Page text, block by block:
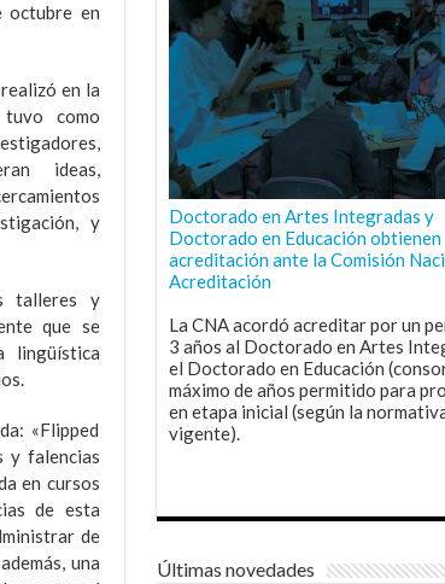
octubre en
en la
como
ideas,
y
talleres y
que se
lingüística
«Flipped
y falencias
en cursos
de esta
de
una
Doctorado en Artes Integradas y
Doctorado en Educación obtienen
acreditación ante la Comisión
Acreditación
La CNA acordó acreditar por un
3 años al Doctorado en Artes
el Doctorado en Educación
máximo de años permitido para
en etapa inicial (según la
vigente).
Últimas novedades